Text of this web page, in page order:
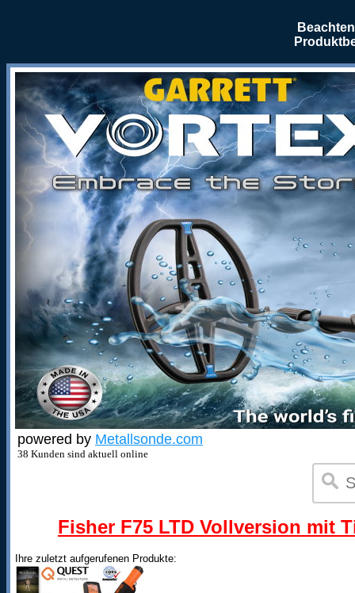
powered by Metallsonde.com
38 Kunden sind aktuell online
Fisher F75 LTD Vollversion mit
Ihre zuletzt aufgerufenen Produkte: